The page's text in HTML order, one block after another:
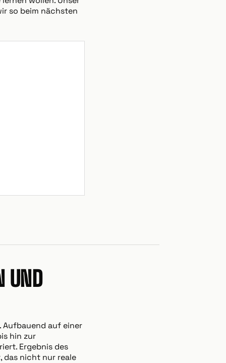
so beim nächsten
UND
Aufbauend auf einer
hin zur
Ergebnis des
das nicht nur reale